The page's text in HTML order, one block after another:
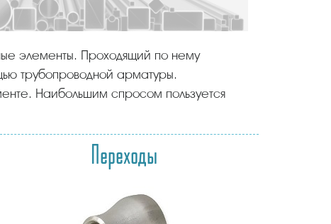
трубопроводной арматуры.
Наибольшим спросом пользуется
Переходы